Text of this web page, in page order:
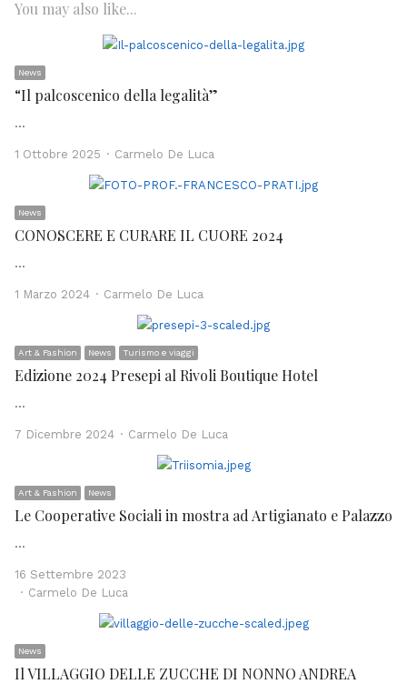
You may also like...
News
“Il palcoscenico della legalità”
…
1 Ottobre 2025 Author
Carmelo De Luca
News
CONOSCERE E CURARE IL CUORE 2024
…
1 Marzo 2024 Author
Carmelo De Luca
Art & Fashion News Turismo e viaggi
Edizione 2024 Presepi al Rivoli Boutique Hotel
…
7 Dicembre 2024 Author
Carmelo De Luca
Art & Fashion News
Le Cooperative Sociali in mostra ad Artigianato e Palazzo
…
16 Settembre 2023
Author
Carmelo De Luca
News
Il VILLAGGIO DELLE ZUCCHE DI NONNO ANDREA